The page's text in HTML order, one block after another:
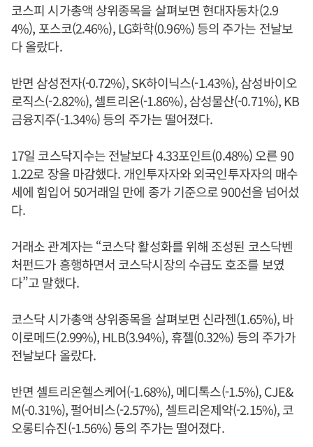
코스피 시가총액 상위종목을 살펴보면 현대자동차(2.9
4%), 포스코(2.46%), LG화학(0.96%) 등의 주가는 전날보
다 올랐다.
반면 삼성전자(-0.72%), SK하이닉스(-1.43%), 삼성바이오
로직스(-2.82%), 셀트리온(-1.86%), 삼성물산(-0.71%), KB
금융지주(-1.34%) 등의 주가는 떨어졌다.
17일 코스닥지수는 전날보다 4.33포인트(0.48%) 오른 90
1.22로 장을 마감했다. 개인투자자와 외국인투자자의 매수
세에 힘입어 50거래일 만에 종가 기준으로 900선을 넘어섰
다.
거래소 관계자는 “코스닥 활성화를 위해 조성된 코스닥벤
처펀드가 흥행하면서 코스닥시장의 수급도 호조를 보였
다”고 말했다.
코스닥 시가총액 상위종목을 살펴보면 신라젠(1.65%), 바
이로메드(2.99%), HLB(3.94%), 휴젤(0.32%) 등의 주가가
전날보다 올랐다.
반면 셀트리온헬스케어(-1.68%), 메디톡스(-1.5%), CJE&
M(-0.31%), 펄어비스(-2.57%), 셀트리온제약(-2.15%), 코
오롱티슈진(-1.56%) 등의 주가는 떨어졌다.